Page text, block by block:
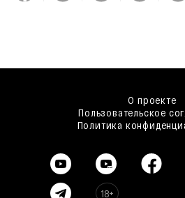
О проекте
Пользовательское
Политика
18+